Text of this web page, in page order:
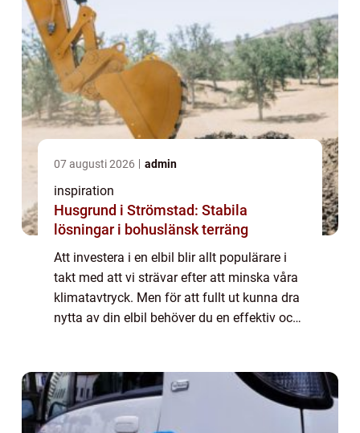
07 augusti 2026 admin
inspiration
Husgrund i Strömstad: Stabila
lösningar i bohuslänsk terräng
Att investera i en elbil blir allt populärare i
takt med att vi strävar efter att minska våra
klimatavtryck. Men för att fullt ut kunna dra
nytta av din elbil behöver du en effektiv och